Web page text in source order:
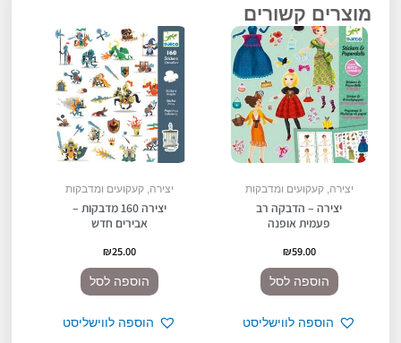
מוצרים קשורים
יצירה, קעקועים ומדבקות
יצירה – הדבקה רב
פעמית אופנה
₪59.00
הוספה לסל
הוספה לווישליסט
יצירה, קעקועים ומדבקות
יצירה 160 מדבקות –
אבירים חדש
₪25.00
הוספה לסל
הוספה לווישליסט